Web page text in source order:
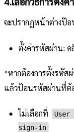
จะปรากฏหน้าต่างป๊อ
ตั้งค่ารหัสผ่าน: ค
*หากต้องการตั้งรหัส
แล้วป้อนรหัสผ่านที่ต้
ไม่เลือกที่
User
sign-in